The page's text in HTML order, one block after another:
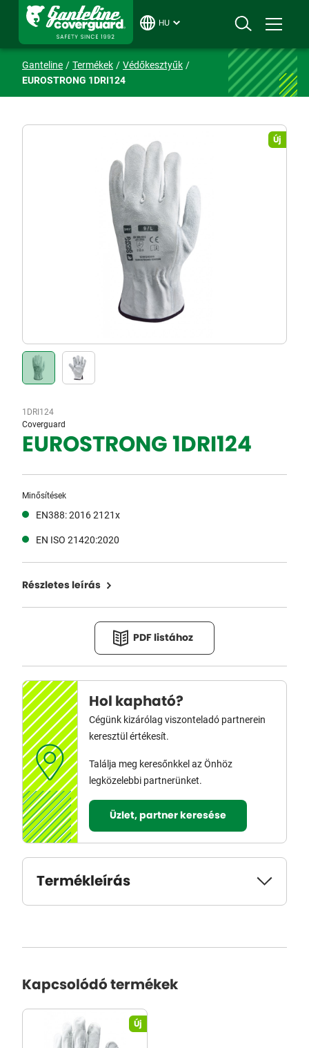
HU
Ganteline Termékek
Védőkesztyűk
EUROSTRONG 1DRI124
Új
1DRI124
Coverguard
EUROSTRONG 1DRI124
Minősítések
EN388: 2016 2121x
EN ISO 21420:2020
Részletes leírás
PDF listához
Hol kapható?
Cégünk kizárólag viszonteladó partnerein
keresztül értékesít.
Találja meg keresőnkkel az Önhöz
legközelebbi partnerünket.
Üzlet, partner keresése
Termékleírás
Kapcsolódó termékek
Új